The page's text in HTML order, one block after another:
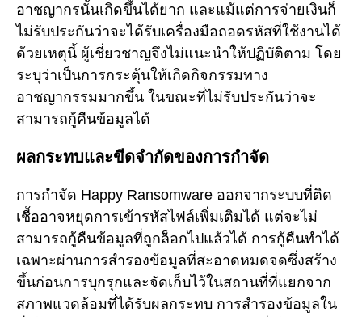
อาชญากรนั้นเกิดขึ้นได้ยาก และแม้แต่การจ่ายเงินก็
ไม่รับประกันว่าจะได้รับเครื่องมือถอดรหัสที่ใช้งานได้
ด้วยเหตุนี้ ผู้เชี่ยวชาญจึงไม่แนะนำให้ปฏิบัติตาม โดย
ระบุว่าเป็นการกระตุ้นให้เกิดกิจกรรมทาง
อาชญากรรมมากขึ้น ในขณะที่ไม่รับประกันว่าจะ
สามารถกู้คืนข้อมูลได้
ผลกระทบและขีดจำกัดของการกำจัด
การกำจัด Happy Ransomware ออกจากระบบที่ติด
เชื้ออาจหยุดการเข้ารหัสไฟล์เพิ่มเติมได้ แต่จะไม่
สามารถกู้คืนข้อมูลที่ถูกล็อกไปแล้วได้ การกู้คืนทำได้
เฉพาะผ่านการสำรองข้อมูลที่สะอาดหมดจดซึ่งสร้าง
ขึ้นก่อนการบุกรุกและจัดเก็บไว้ในสถานที่ที่แยกจาก
สภาพแวดล้อมที่ได้รับผลกระทบ การสำรองข้อมูลใน